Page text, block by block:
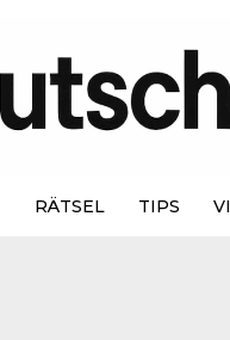
RÄTSEL TIPS